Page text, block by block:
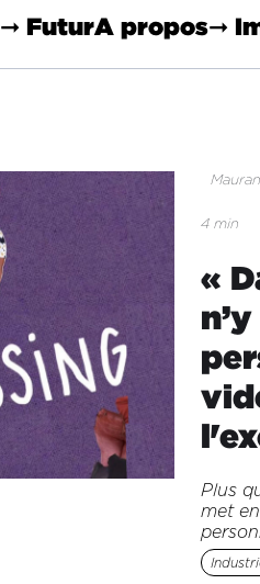
➞ FuturA propos➞
4 min
«
Plus
met